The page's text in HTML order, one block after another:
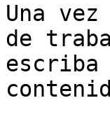
Una
de
escriba